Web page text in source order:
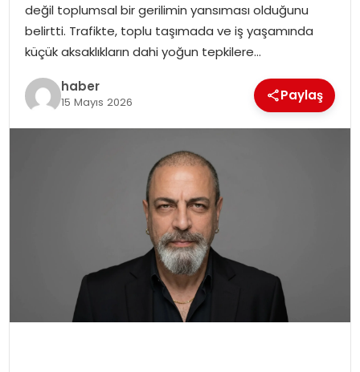
SOSYAL HABER
değil toplumsal bir gerilimin yansıması olduğunu
belirtti. Trafikte, toplu taşımada ve iş yaşamında
küçük aksaklıkların dahi yoğun tepkilere…
haber
15 Mayıs 2026 Paylaş